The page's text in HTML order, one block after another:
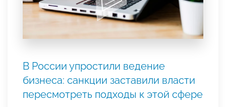
В России упростили ведение
бизнеса: санкции заставили власти
пересмотреть подходы к этой сфере